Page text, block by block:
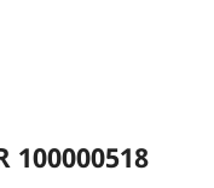
100000518